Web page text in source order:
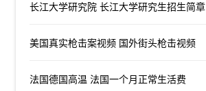
长江大学研究院 长江大学研究生招生简章
美国真实枪击案视频 国外街头枪击视频
法国德国高温 法国一个月正常生活费